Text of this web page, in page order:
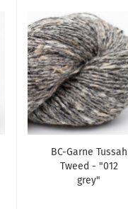
ausverkauft
BC-Garne Tussah
Tweed - "012
grey"